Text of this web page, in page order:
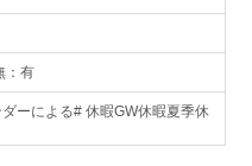
：有
ーによる# 休暇GW休暇夏季休